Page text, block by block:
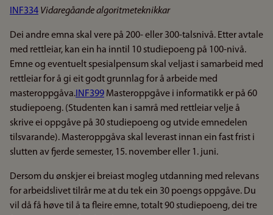
INF334 Vidaregåande algoritmeteknikkar
Dei andre emna skal vere på 200- eller 300-talsnivå. Etter avtale
med rettleiar, kan ein ha inntil 10 studiepoeng på 100-nivå.
Emne og eventuelt spesialpensum skal veljast i samarbeid med
rettleiar for å gi eit godt grunnlag for å arbeide med
masteroppgåva. INF399 Masteroppgåve i informatikk er på 60
studiepoeng. (Studenten kan i samrå med rettleiar velje å
skrive ei oppgåve på 30 studiepoeng og utvide emnedelen
tilsvarande). Masteroppgåva skal leverast innan ein fast frist i
slutten av fjerde semester, 15. november eller 1. juni.
Dersom du ønskjer ei breiast mogleg utdanning med relevans
for arbeidslivet tilrår me at du tek ein 30 poengs oppgåve. Du
vil då få høve til å ta fleire emne, totalt 90 studiepoeng, dei tre